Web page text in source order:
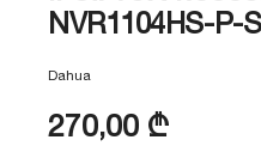
NVR1104HS-P-
Dahua
270,00 ₾